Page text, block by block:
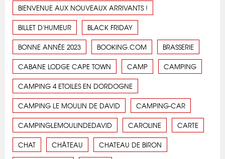
BIENVENUE AUX NOUVEAUX ARRIVANTS !
BILLET D'HUMEUR BLACK FRIDAY
BONNE ANNÉE 2023 BOOKING.COM BRASSERIE
CABANE LODGE CAPE TOWN CAMP CAMPING
CAMPING 4 ETOILES EN DORDOGNE
CAMPING LE MOULIN DE DAVID CAMPING-CAR
CAMPINGLEMOULINDEDAVID CAROLINE CARTE
CHAT CHÂTEAU CHATEAU DE BIRON